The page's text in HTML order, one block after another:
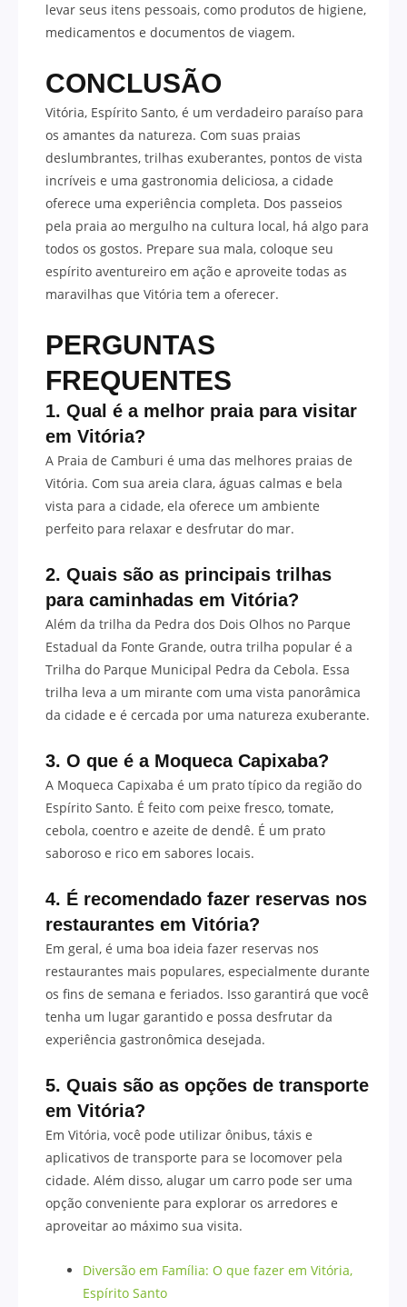
levar seus itens pessoais, como produtos de higiene,
medicamentos e documentos de viagem.
CONCLUSÃO
Vitória, Espírito Santo, é um verdadeiro paraíso para
os amantes da natureza. Com suas praias
deslumbrantes, trilhas exuberantes, pontos de vista
incríveis e uma gastronomia deliciosa, a cidade
oferece uma experiência completa. Dos passeios
pela praia ao mergulho na cultura local, há algo para
todos os gostos. Prepare sua mala, coloque seu
espírito aventureiro em ação e aproveite todas as
maravilhas que Vitória tem a oferecer.
PERGUNTAS
FREQUENTES
1. Qual é a melhor praia para visitar
em Vitória?
A Praia de Camburi é uma das melhores praias de
Vitória. Com sua areia clara, águas calmas e bela
vista para a cidade, ela oferece um ambiente
perfeito para relaxar e desfrutar do mar.
2. Quais são as principais trilhas
para caminhadas em Vitória?
Além da trilha da Pedra dos Dois Olhos no Parque
Estadual da Fonte Grande, outra trilha popular é a
Trilha do Parque Municipal Pedra da Cebola. Essa
trilha leva a um mirante com uma vista panorâmica
da cidade e é cercada por uma natureza exuberante.
3. O que é a Moqueca Capixaba?
A Moqueca Capixaba é um prato típico da região do
Espírito Santo. É feito com peixe fresco, tomate,
cebola, coentro e azeite de dendê. É um prato
saboroso e rico em sabores locais.
4. É recomendado fazer reservas nos
restaurantes em Vitória?
Em geral, é uma boa ideia fazer reservas nos
restaurantes mais populares, especialmente durante
os fins de semana e feriados. Isso garantirá que você
tenha um lugar garantido e possa desfrutar da
experiência gastronômica desejada.
5. Quais são as opções de transporte
em Vitória?
Em Vitória, você pode utilizar ônibus, táxis e
aplicativos de transporte para se locomover pela
cidade. Além disso, alugar um carro pode ser uma
opção conveniente para explorar os arredores e
aproveitar ao máximo sua visita.
Diversão em Família: O que fazer em Vitória,
Espírito Santo